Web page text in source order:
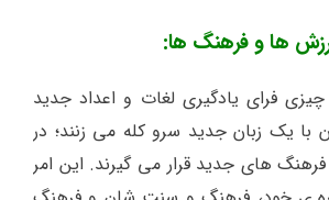
ها و فرهنگ ها:
چیزی فرای یادگیری لغات و اعداد جدید
با یک زبان جدید سرو کله می زنند؛ در
های جدید قرار می گیرند. این امر